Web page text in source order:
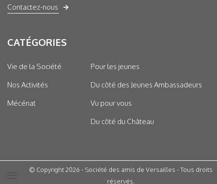
Contactez-nous
CATÉGORIES
Vie de la Société
Nos Activités
Mécénat
Pour les jeunes
Du côté des Jeunes Ambassadeurs
Vu pour vous
Du côté du Château
© Copyright 2026 - Société des amis de Versailles - Tous droits
réservés.